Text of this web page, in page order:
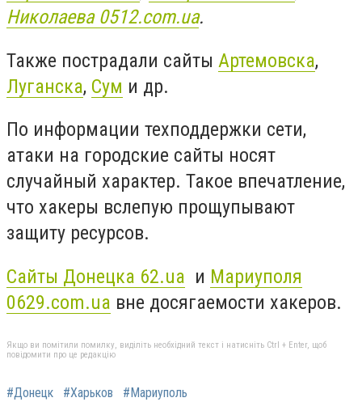
Николаева 0512.com.ua.
Также пострадали сайты Артемовска,
Луганска, Сум и др.
По информации техподдержки сети,
атаки на городские сайты носят
случайный характер. Такое впечатление,
что хакеры вслепую прощупывают
защиту ресурсов.
Сайты Донецка 62.ua и Мариуполя
0629.com.ua вне досягаемости хакеров.
Якщо ви помітили помилку, виділіть необхідний текст і натисніть Ctrl + Enter, щоб
повідомити про це редакцію
#Донецк #Харьков #Мариуполь